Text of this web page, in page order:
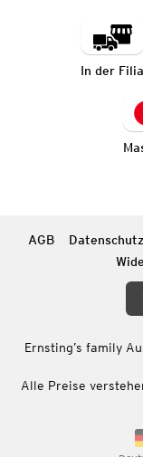
In der
AGB Datenschutz
Ernsting’s family
Alle Preise